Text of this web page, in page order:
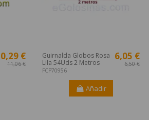
€
11,06 €
Guirnalda Globos Rosa
Lila 54Uds 2 Metros
FCP70956
6,05 €
6,50 €
Añadir